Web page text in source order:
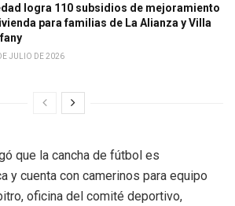
logra 110 subsidios de mejoramiento
para familias de La Alianza y Villa
JULIO DE 2026
que la cancha de fútbol es
y cuenta con camerinos para equipo
oficina del comité deportivo,